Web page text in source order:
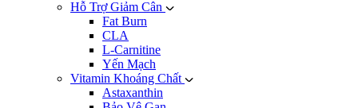
Hỗ Trợ Giảm Cân
Fat Burn
CLA
L-Carnitine
Yến Mạch
Vitamin Khoáng Chất
Astaxanthin